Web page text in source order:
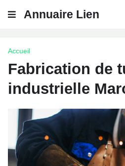
Annuaire Lien
Accueil
Fabrication de
industrielle